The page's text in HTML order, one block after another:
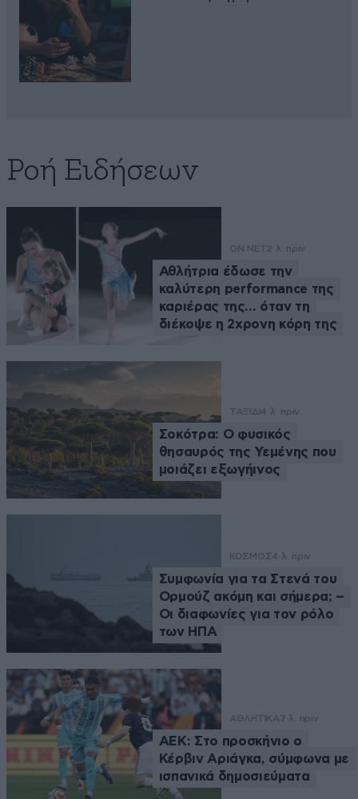
Ροή Ειδήσεων
ON NET2 λ. πριν
Αθλήτρια έδωσε την
καλύτερη performance της
καριέρας της… όταν τη
διέκοψε η 2χρονη κόρη της
ΤΑΞΙΔΙ4 λ. πριν
Σοκότρα: Ο φυσικός
θησαυρός της Υεμένης που
μοιάζει εξωγήινος
ΚΟΣΜΟΣ4 λ. πριν
Συμφωνία για τα Στενά του
Ορμούζ ακόμη και σήμερα; –
Οι διαφωνίες για τον ρόλο
των ΗΠΑ
ΑΘΛΗΤΙΚΑ7 λ. πριν
ΑΕΚ: Στο προσκήνιο ο
Κέρβιν Αριάγκα, σύμφωνα με
ισπανικά δημοσιεύματα